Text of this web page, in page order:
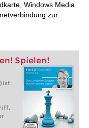
Windows Media
zur
Spielen!
ist